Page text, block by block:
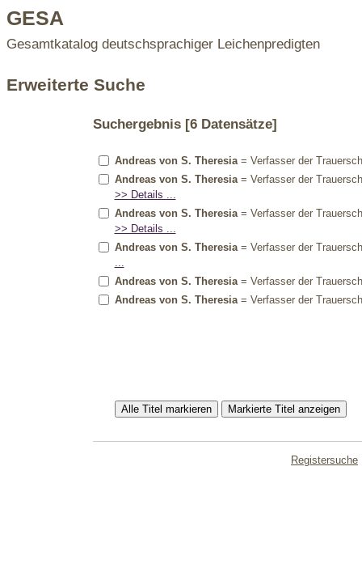
GESA
Gesamtkatalog deutschsprachiger Leichenpredigten
Erweiterte Suche
Suchergebnis[6 Datensätze]
Andreas von S. Theresia= Verfasser der
Andreas von S. Theresia= Verfasser der
>> Details ...
Andreas von S. Theresia= Verfasser der
>> Details ...
Andreas von S. Theresia= Verfasser der
Andreas von S. Theresia= Verfasser der
Andreas von S. Theresia= Verfasser der
Registersuche